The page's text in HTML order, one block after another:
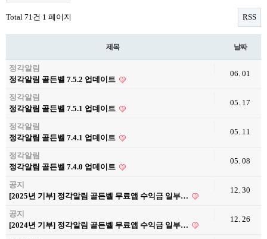
Total 71건 1 페이지 RSS
제목 날짜
정각알림
정각알림 골든벨 7.5.2 업데이트
06. 01
정각알림
정각알림 골든벨 7.5.1 업데이트
05. 17
정각알림
정각알림 골든벨 7.4.1 업데이트
05. 11
정각알림
정각알림 골든벨 7.4.0 업데이트
05. 08
공지
[2025년 기부] 정각알림 골든벨 무료앱 수익금 일부…
12. 30
공지
[2024년 기부] 정각알림 골든벨 무료앱 수익금 일부…
12. 26